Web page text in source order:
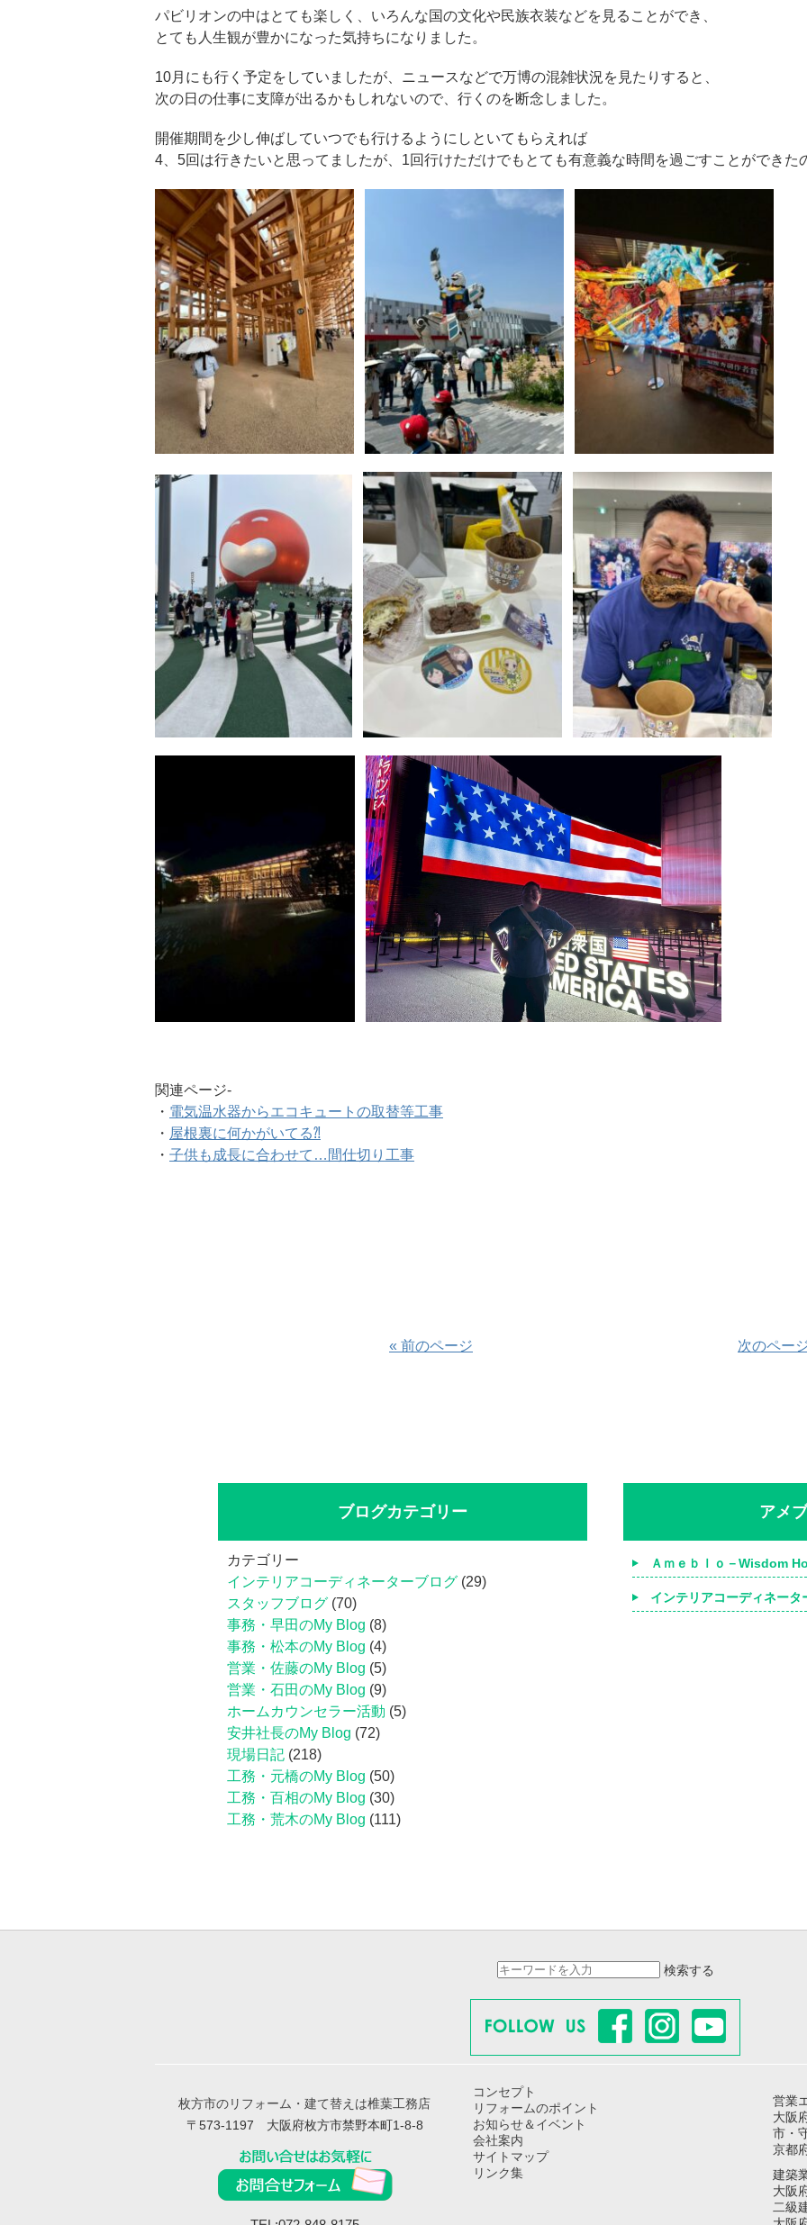
パビリオンの中はとても楽しく、いろんな国の文化や民族衣装などを見ることができ、
とても人生観が豊かになった気持ちになりました。
10月にも行く予定をしていましたが、ニュースなどで万博の混雑状況を見たりすると、
次の日の仕事に支障が出るかもしれないので、行くのを断念しました。
開催期間を少し伸ばしていつでも行けるようにしといてもらえれば
4、5回は行きたいと思ってましたが、1回行けただけでもとても有意義な時間を過ごすことができた
関連ページ-
・ 電気温水器からエコキュートの取替等工事
・ 屋根裏に何かがいてる⁈
・ 子供も成長に合わせて…間仕切り工事
次のペー
« 前のページ
ブログカテゴリー
カテゴリー
インテリアコーディネーターブログ (29)
スタッフブログ (70)
事務・早田のMy Blog (8)
事務・松本のMy Blog (4)
営業・佐藤のMy Blog (5)
営業・石田のMy Blog (9)
ホームカウンセラー活動 (5)
安井社長のMy Blog (72)
現場日記 (218)
工務・元橋のMy Blog (50)
工務・百相のMy Blog (30)
工務・荒木のMy Blog (111)
アメ
Ａｍｅｂｌｏ－Wisdom
インテリアコーディネータ
検索する
枚方市のリフォーム・建て替えは椎葉工務店
〒573-1197 大阪府枚方市禁野本町1-8-8
コンセプト
リフォームのポイント
お知らせ＆イベント
会社案内
サイトマップ
リンク集
営業
大阪
市・
京都
建築
大阪
二級